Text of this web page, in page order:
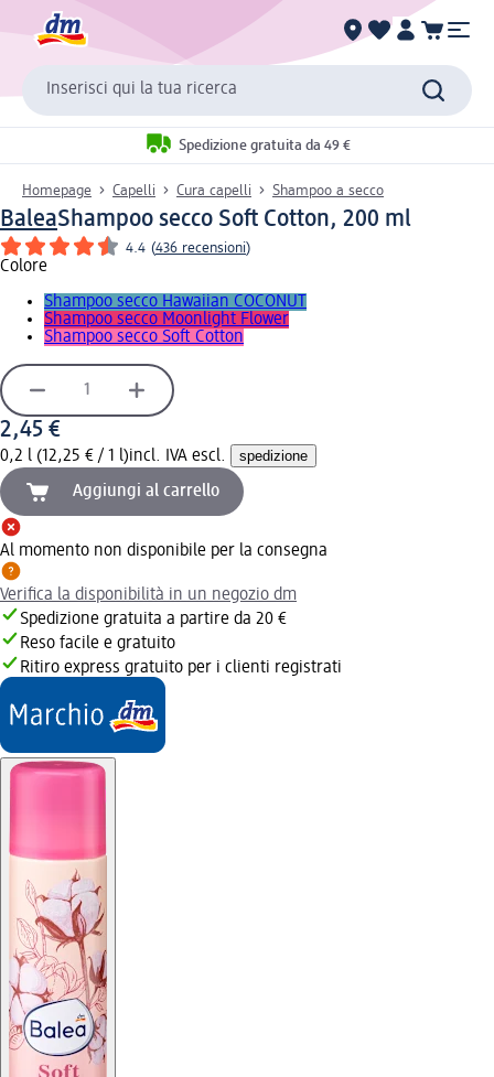
Inserisci qui la tua ricerca
Spedizione gratuita da 49 €
Homepage Capelli Cura capelli Shampoo a secco
BaleaShampoo secco Soft Cotton, 200 ml
4.4 (436 recensioni)
Colore
Shampoo secco Hawaiian COCONUT
Shampoo secco Moonlight Flower
Shampoo secco Soft Cotton
2,45 €
0,2 l (12,25 € / 1 l)incl. IVA escl. spedizione
Aggiungi al carrello
Al momento non disponibile per la consegna
Verifica la disponibilità in un negozio dm
Spedizione gratuita a partire da 20 €
Reso facile e gratuito
Ritiro express gratuito per i clienti registrati